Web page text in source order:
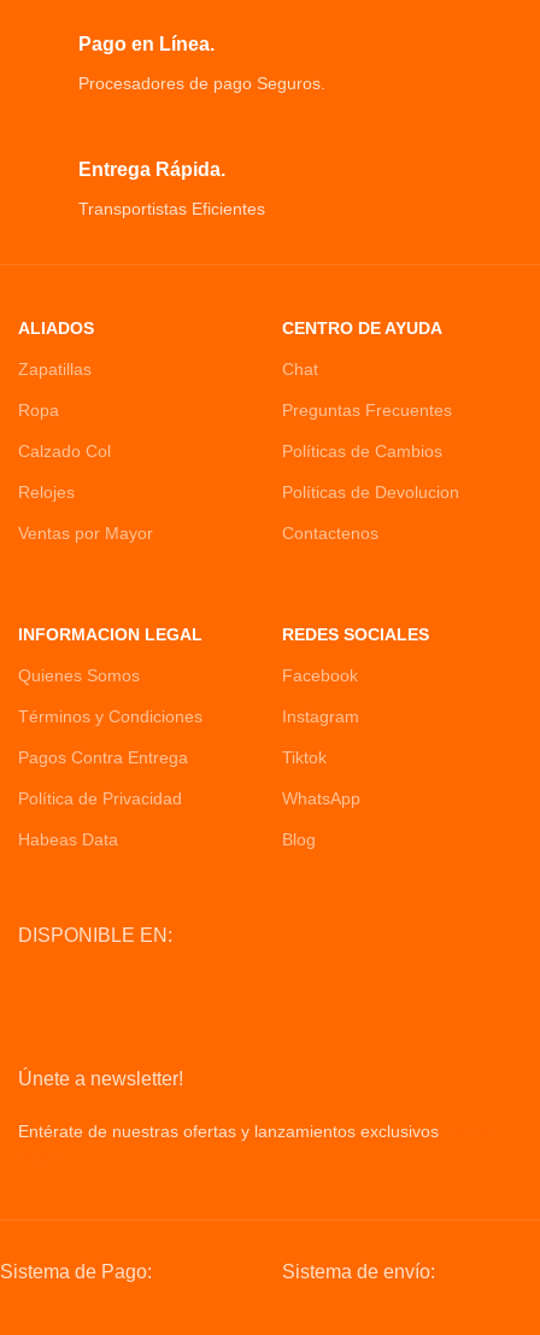
Pago en Línea.
Procesadores de pago Seguros.
Entrega Rápida.
Transportistas Eficientes
ALIADOS
Zapatillas
Ropa
Calzado Col
Relojes
Ventas por Mayor
CENTRO DE AYUDA
Chat
Preguntas Frecuentes
Políticas de Cambios
Políticas de Devolucion
Contactenos
INFORMACION LEGAL
Quienes Somos
Términos y Condiciones
Pagos Contra Entrega
Política de Privacidad
Habeas Data
REDES SOCIALES
Facebook
Instagram
Tiktok
WhatsApp
Blog
DISPONIBLE EN:
Únete a newsletter!
Entérate de nuestras ofertas y lanzamientos exclusivos
Sistema de Pago: Sistema de envío: